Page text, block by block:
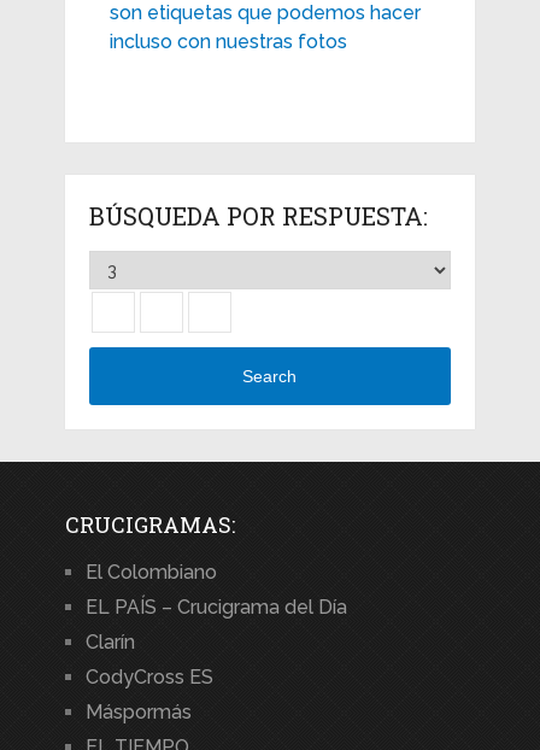
son etiquetas que podemos hacer
incluso con nuestras fotos
BÚSQUEDA POR RESPUESTA:
Search
CRUCIGRAMAS:
El Colombiano
EL PAÍS – Crucigrama del Día
Clarín
CodyCross ES
Máspormás